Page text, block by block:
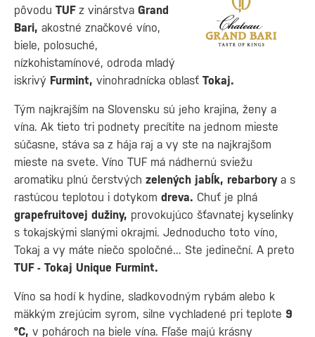
pôvodu TUFz vinárstva Grand
Bari, akostné značkové víno,
biele, polosuché,
nízkohistamínové, odroda mladý
iskrivý Furmint, vinohradnícka oblasť Tokaj.
Tým najkrajším na Slovensku sú jeho krajina, ženy a
vína. Ak tieto tri podnety precítite na jednom mieste
súčasne, stáva sa z hája raj a vy ste na najkrajšom
mieste na svete. Víno TUF má nádhernú sviežu
aromatiku plnú čerstvých zelených jabĺk, rebarborya s
rastúcou teplotou i dotykom dreva. Chuť je plná
grapefruitovej dužiny, provokujúco šťavnatej kyselinky
s tokajskými slanými okrajmi. Jednoducho toto víno,
Tokaj a vy máte niečo spoločné... Ste jedineční. A preto
TUF - Tokaj Unique Furmint.
Víno sa hodí k hydine, sladkovodným rybám alebo k
mäkkým zrejúcim syrom, silne vychladené pri teplote 9
°C, v pohároch na biele vína. Fľaše majú krásny